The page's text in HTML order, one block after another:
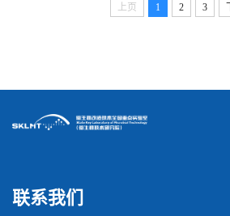
上页 1 2 3
联系我们